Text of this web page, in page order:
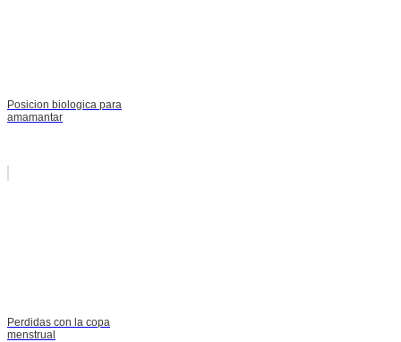
Posicion biologica para
amamantar
Perdidas con la copa
menstrual